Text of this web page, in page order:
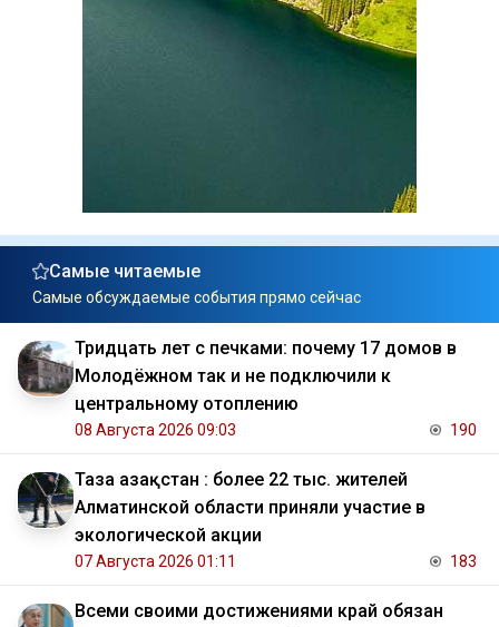
Самые читаемые
Самые обсуждаемые события прямо сейчас
Тридцать лет с печками: почему 17 домов в
Молодёжном так и не подключили к
центральному отоплению
08 Августа 2026 09:03 190
Таза Қазақстан : более 22 тыс. жителей
Алматинской области приняли участие в
экологической акции
07 Августа 2026 01:11 183
Всеми своими достижениями край обязан